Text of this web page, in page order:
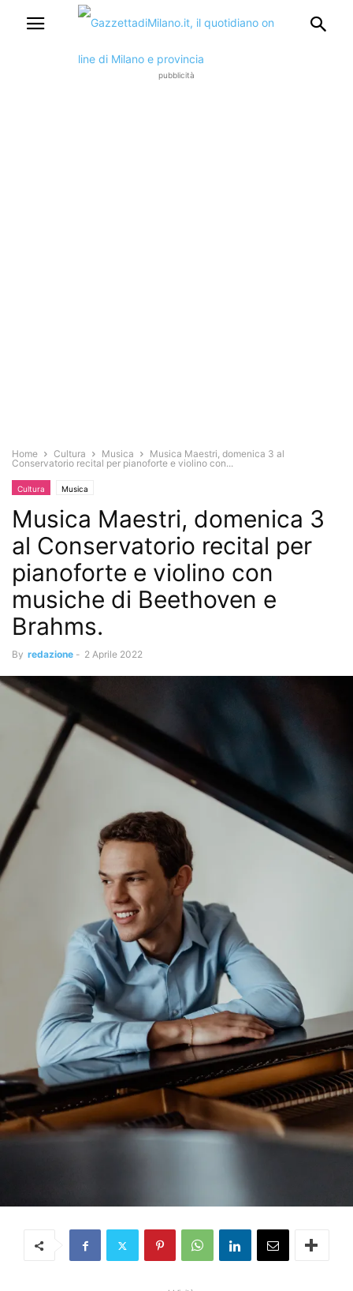
pubblicità
Home Cultura Musica
Musica Maestri, domenica 3 al
Conservatorio recital per pianoforte e violino con...
Cultura Musica
Musica Maestri, domenica 3
al Conservatorio recital per
pianoforte e violino con
musiche di Beethoven e
Brahms.
By redazione - 2 Aprile 2022